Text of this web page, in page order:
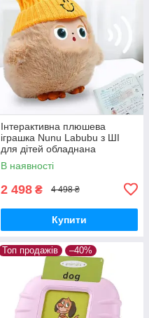
Інтерактивна плюшева
іграшка Nunu Labubu з ШІ
для дітей обладнана
світлодіодними очима та
здатністю адаптувати
В наявності
2 498 ₴ 4 498 ₴
Купити
Топ продажів –40%